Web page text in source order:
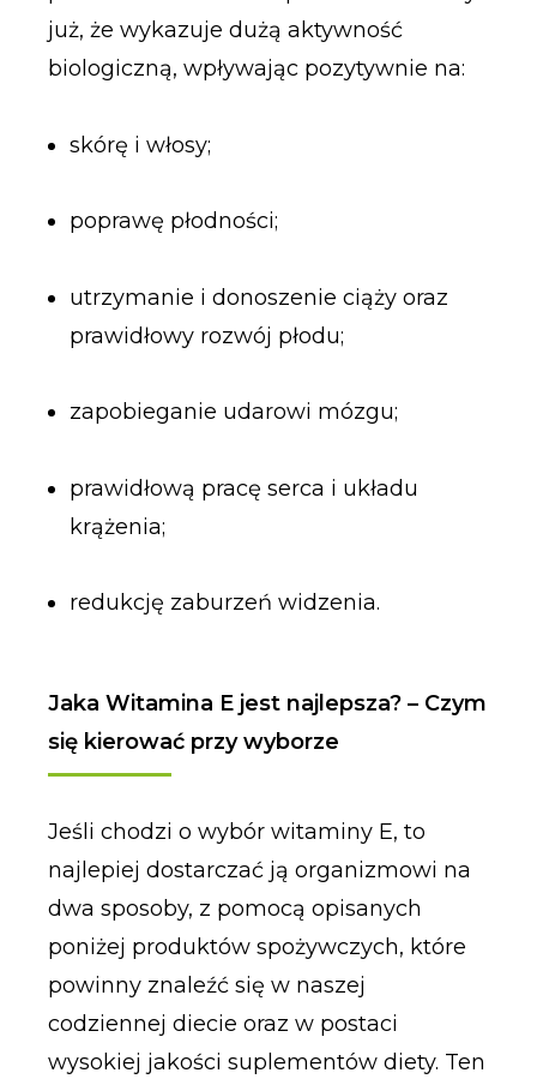
już, że wykazuje dużą aktywność
biologiczną, wpływając pozytywnie na:
skórę i włosy;
poprawę płodności;
utrzymanie i donoszenie ciąży oraz
prawidłowy rozwój płodu;
zapobieganie udarowi mózgu;
prawidłową pracę serca i układu
krążenia;
redukcję zaburzeń widzenia.
Jaka Witamina E jest najlepsza? – Czym
się kierować przy wyborze
Jeśli chodzi o wybór witaminy E, to
najlepiej dostarczać ją organizmowi na
dwa sposoby, z pomocą opisanych
poniżej produktów spożywczych, które
powinny znaleźć się w naszej
codziennej diecie oraz w postaci
wysokiej jakości suplementów diety. Ten